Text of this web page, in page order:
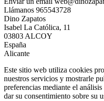
Llámanos 965543728
Dino Zapatos
Isabel La Católica, 11
03803 ALCOY
España
Alicante
Este sitio web utiliza cookies
nuestros servicios y mostrarle
preferencias mediante el
dar su consentimiento sobre su